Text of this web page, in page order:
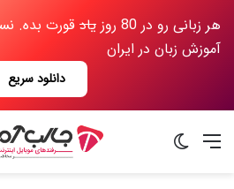
هر زبانی رو در 80 روز یاد قورت بده.
آموزش زبان در ایران
دانلود سریع
منو